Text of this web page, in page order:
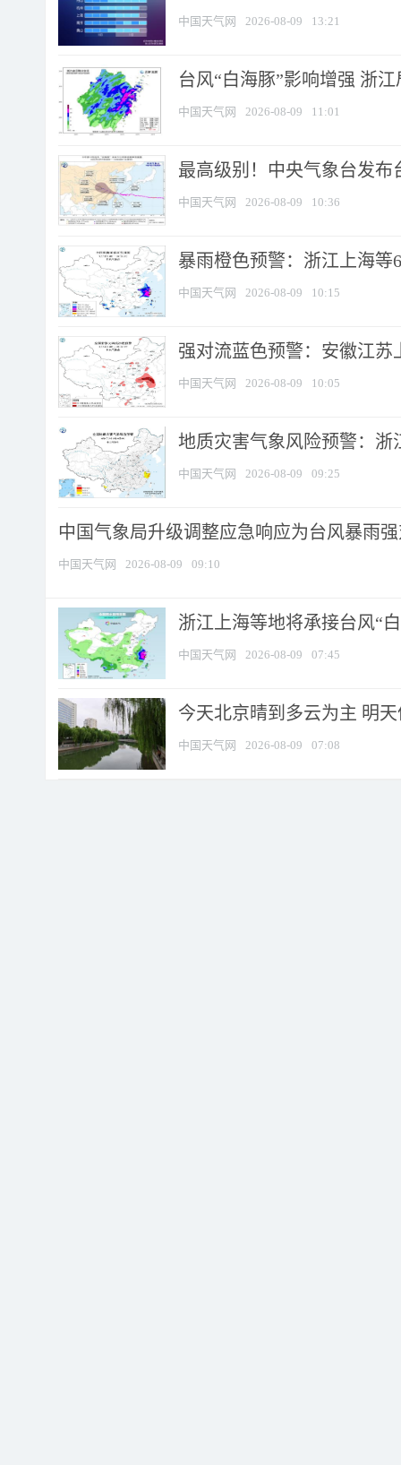
中国天气网 2026-08-09 13:21
台风“白海豚”影响增强 浙
中国天气网 2026-08-09 11:01
最高级别！中央气象台发布
中国天气网 2026-08-09 10:36
暴雨橙色预警：浙江上海等
中国天气网 2026-08-09 10:15
强对流蓝色预警：安徽江苏
中国天气网 2026-08-09 10:05
地质灾害气象风险预警：浙
中国天气网 2026-08-09 09:25
中国气象局升级调整应急响应为台风暴雨
中国天气网 2026-08-09 09:10
浙江上海等地将承接台风“
中国天气网 2026-08-09 07:45
今天北京晴到多云为主 明
中国天气网 2026-08-09 07:08